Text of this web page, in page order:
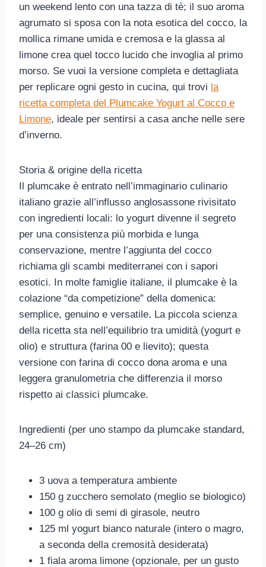
un weekend lento con una tazza di tè; il suo aroma
agrumato si sposa con la nota esotica del cocco, la
mollica rimane umida e cremosa e la glassa al
limone crea quel tocco lucido che invoglia al primo
morso. Se vuoi la versione completa e dettagliata
per replicare ogni gesto in cucina, qui trovi la
ricetta completa del Plumcake Yogurt al Cocco e
Limone, ideale per sentirsi a casa anche nelle sere
d’inverno.
Storia & origine della ricetta
Il plumcake è entrato nell’immaginario culinario
italiano grazie all’influsso anglosassone rivisitato
con ingredienti locali: lo yogurt divenne il segreto
per una consistenza più morbida e lunga
conservazione, mentre l’aggiunta del cocco
richiama gli scambi mediterranei con i sapori
esotici. In molte famiglie italiane, il plumcake è la
colazione “da competizione” della domenica:
semplice, genuino e versatile. La piccola scienza
della ricetta sta nell’equilibrio tra umidità (yogurt e
olio) e struttura (farina 00 e lievito); questa
versione con farina di cocco dona aroma e una
leggera granulometria che differenzia il morso
rispetto ai classici plumcake.
Ingredienti (per uno stampo da plumcake standard,
24–26 cm)
3 uova a temperatura ambiente
150 g zucchero semolato (meglio se biologico)
100 g olio di semi di girasole, neutro
125 ml yogurt bianco naturale (intero o magro,
a seconda della cremosità desiderata)
1 fiala aroma limone (opzionale, per un gusto